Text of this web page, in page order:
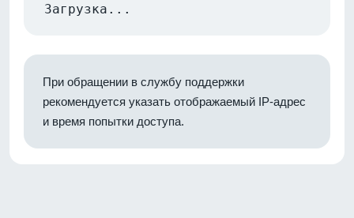
Загрузка...
При обращении в службу поддержки
рекомендуется указать отображаемый IP-адрес
и время попытки доступа.